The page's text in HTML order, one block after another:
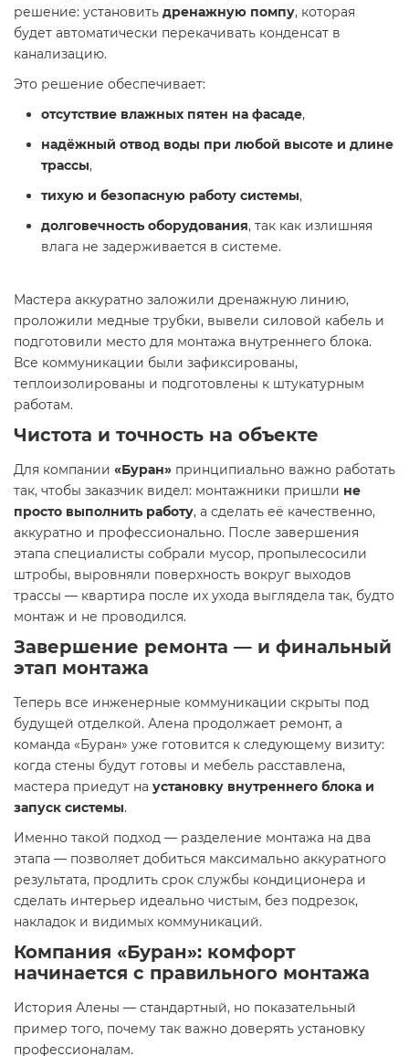
решение: установить дренажную помпу, которая
будет автоматически перекачивать конденсат в
канализацию.
Это решение обеспечивает:
отсутствие влажных пятен на фасаде,
надёжный отвод воды при любой высоте и длине
трассы,
тихую и безопасную работу системы,
долговечность оборудования, так как излишняя
влага не задерживается в системе.
Мастера аккуратно заложили дренажную линию,
проложили медные трубки, вывели силовой кабель и
подготовили место для монтажа внутреннего блока.
Все коммуникации были зафиксированы,
теплоизолированы и подготовлены к штукатурным
работам.
Чистота и точность на объекте
Для компании «Буран» принципиально важно работать
так, чтобы заказчик видел: монтажники пришли не
просто выполнить работу, а сделать её качественно,
аккуратно и профессионально. После завершения
этапа специалисты собрали мусор, пропылесосили
штробы, выровняли поверхность вокруг выходов
трассы — квартира после их ухода выглядела так, будто
монтаж и не проводился.
Завершение ремонта — и финальный
этап монтажа
Теперь все инженерные коммуникации скрыты под
будущей отделкой. Алена продолжает ремонт, а
команда «Буран» уже готовится к следующему визиту:
когда стены будут готовы и мебель расставлена,
мастера приедут на установку внутреннего блока и
запуск системы.
Именно такой подход — разделение монтажа на два
этапа — позволяет добиться максимально аккуратного
результата, продлить срок службы кондиционера и
сделать интерьер идеально чистым, без подрезок,
накладок и видимых коммуникаций.
Компания «Буран»: комфорт
начинается с правильного монтажа
История Алены — стандартный, но показательный
пример того, почему так важно доверять установку
профессионалам.